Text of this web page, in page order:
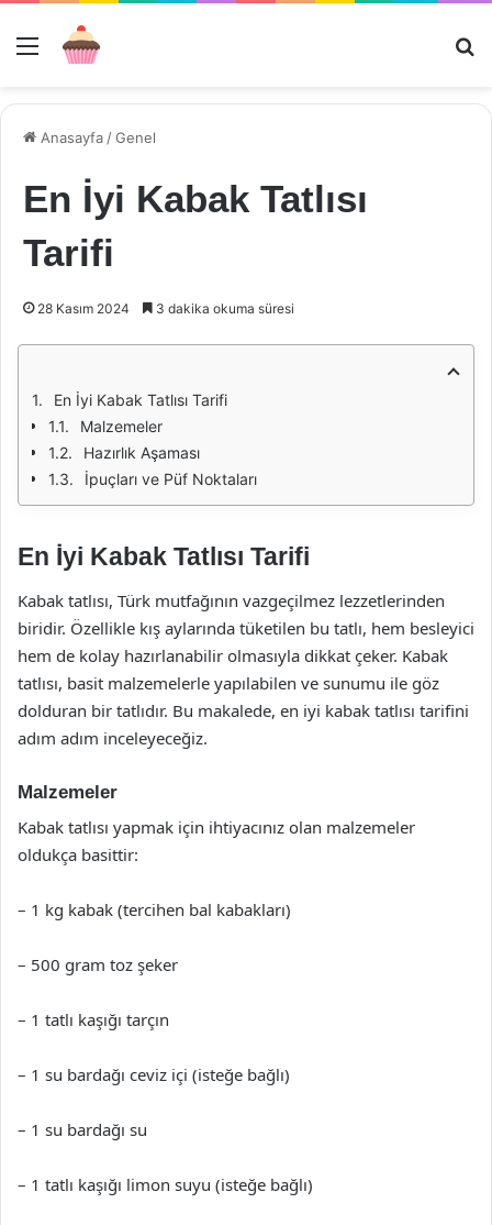
Menü
Anasayfa /Genel
En İyi Kabak Tatlısı
Tarifi
28 Kasım 2024 3 dakika okuma süresi
En İyi Kabak Tatlısı Tarifi
Malzemeler
Hazırlık Aşaması
İpuçları ve Püf Noktaları
En İyi Kabak Tatlısı Tarifi
Kabak tatlısı, Türk mutfağının vazgeçilmez lezzetlerinden
biridir. Özellikle kış aylarında tüketilen bu tatlı, hem besleyici
hem de kolay hazırlanabilir olmasıyla dikkat çeker. Kabak
tatlısı, basit malzemelerle yapılabilen ve sunumu ile göz
dolduran bir tatlıdır. Bu makalede, en iyi kabak tatlısı tarifini
adım adım inceleyeceğiz.
Malzemeler
Kabak tatlısı yapmak için ihtiyacınız olan malzemeler
oldukça basittir:
– 1 kg kabak (tercihen bal kabakları)
– 500 gram toz şeker
– 1 tatlı kaşığı tarçın
– 1 su bardağı ceviz içi (isteğe bağlı)
– 1 su bardağı su
– 1 tatlı kaşığı limon suyu (isteğe bağlı)